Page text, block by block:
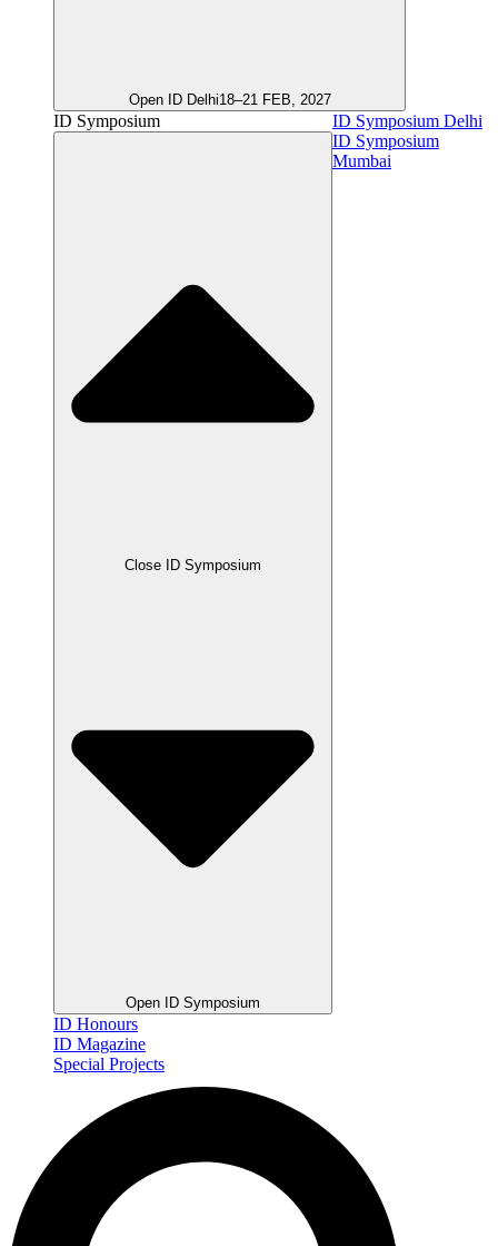
Open ID Delhi18–21 FEB, 2027
ID Symposium
Close ID Symposium
Open ID Symposium
ID Symposium Delhi
ID Symposium
Mumbai
ID Honours
ID Magazine
Special Projects